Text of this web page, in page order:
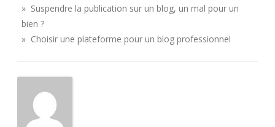
» Suspendre la publication sur un blog, un mal pour un
bien ?
» Choisir une plateforme pour un blog professionnel